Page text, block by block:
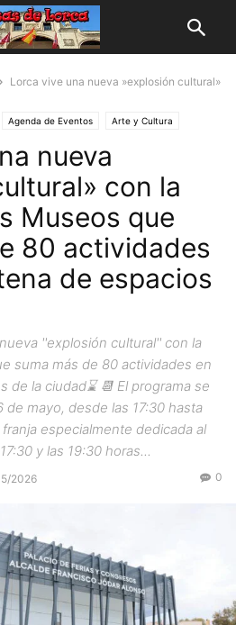
Lorca vive una nueva »explosión cultural»
Agenda de Eventos Arte y Cultura
nueva
con la
Museos que
80 actividades
de espacios
''explosión cultural'' con la
suma más de 80 actividades en
de la ciudad⌛ 📆 El programa se
de mayo, desde las 17:30 hasta
especialmente dedicada al
y las 19:30 horas...
2026 0